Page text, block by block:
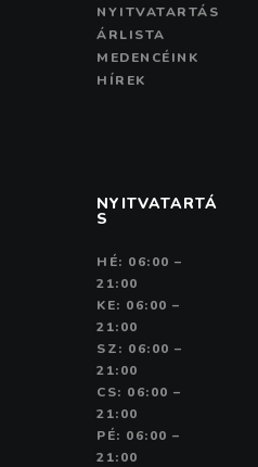
NYITVATARTÁS
ÁRLISTA
MEDENCÉINK
HÍREK
NYITVATARTÁ
S
HÉ: 06:00 –
21:00
KE: 06:00 –
21:00
SZ: 06:00 –
21:00
CS: 06:00 –
21:00
PÉ: 06:00 –
21:00